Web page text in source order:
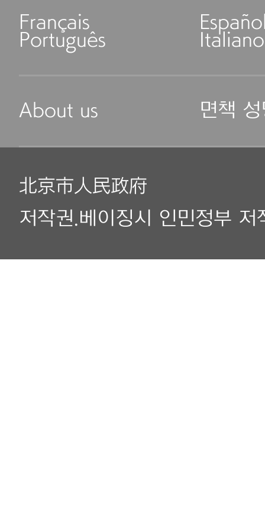
Français
Português Italiano
About us 면책
北京市人民政府
저작권.베이징시 인민정부